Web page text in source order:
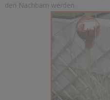
den Nachbarn werden.